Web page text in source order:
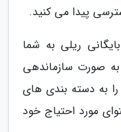
پیدا می کنید.
ریلی به شما
صورت سازماندهی
به دسته بندی های
مورد احتیاج خود